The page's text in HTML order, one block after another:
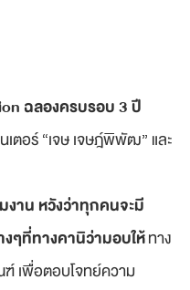
ฉลองครบรอบ 3 ปี
เตอร์ “เจษ เจษฎ์พิพัฒ” และ
าน หวังว่าทุกคนจะมี
ๆที่ทางคานิว่ามอบให้ทาง
เพื่อตอบโจทย์ความ